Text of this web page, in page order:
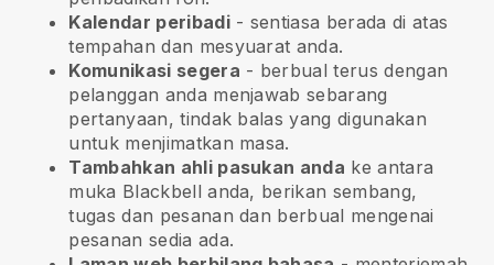
Kalendar peribadi- sentiasa berada di atas
tempahan dan mesyuarat anda.
Komunikasi segera - berbual terus dengan
pelanggan anda menjawab sebarang
pertanyaan, tindak balas yang digunakan
untuk menjimatkan masa.
Tambahkan ahli pasukan anda ke antara
muka Blackbell anda, berikan sembang,
tugas dan pesanan dan berbual mengenai
pesanan sedia ada.